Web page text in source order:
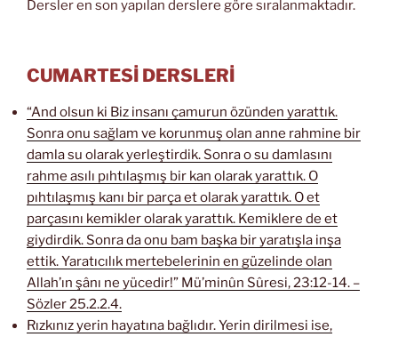
Dersler en son yapılan derslere göre sıralanmaktadır.
CUMARTESİ DERSLERİ
“And olsun ki Biz insanı çamurun özünden yarattık.
Sonra onu sağlam ve korunmuş olan anne rahmine bir
damla su olarak yerleştirdik. Sonra o su damlasını
rahme asılı pıhtılaşmış bir kan olarak yarattık. O
pıhtılaşmış kanı bir parça et olarak yarattık. O et
parçasını kemikler olarak yarattık. Kemiklere de et
giydirdik. Sonra da onu bam başka bir yaratışla inşa
ettik. Yaratıcılık mertebelerinin en güzelinde olan
Allah’ın şânı ne yücedir!” Mü’minûn Sûresi, 23:12-14. –
Sözler 25.2.2.4.
Rızkınız yerin hayatına bağlıdır. Yerin dirilmesi ise,